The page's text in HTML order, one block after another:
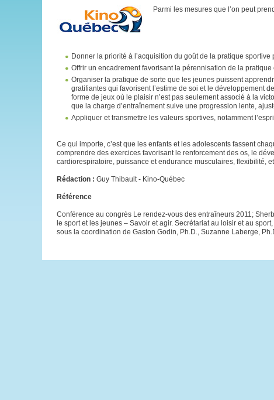
Parmi les mesures que l’on peut
Donner la priorité à l’acquisition du goût de la pratique sportive
Offrir un encadrement favorisant la pérennisation de la pratique
Organiser la pratique de sorte que les jeunes puissent
gratifiantes qui favorisent l’estime de soi et le développement
forme de jeux où le plaisir n’est pas seulement associé à la
que la charge d’entraînement suive une progression lente,
Appliquer et transmettre les valeurs sportives, notamment
Ce qui importe, c’est que les enfants et les adolescents fassent
comprendre des exercices favorisant le renforcement des os, le
cardiorespiratoire, puissance et endurance musculaires, flexibilité,
Rédaction : Guy Thibault - Kino-Québec
Référence
Conférence au congrès Le rendez-vous des entraîneurs 2011;
le sport et les jeunes – Savoir et agir. Secrétariat au loisir et au
sous la coordination de Gaston Godin, Ph.D., Suzanne Laberge,